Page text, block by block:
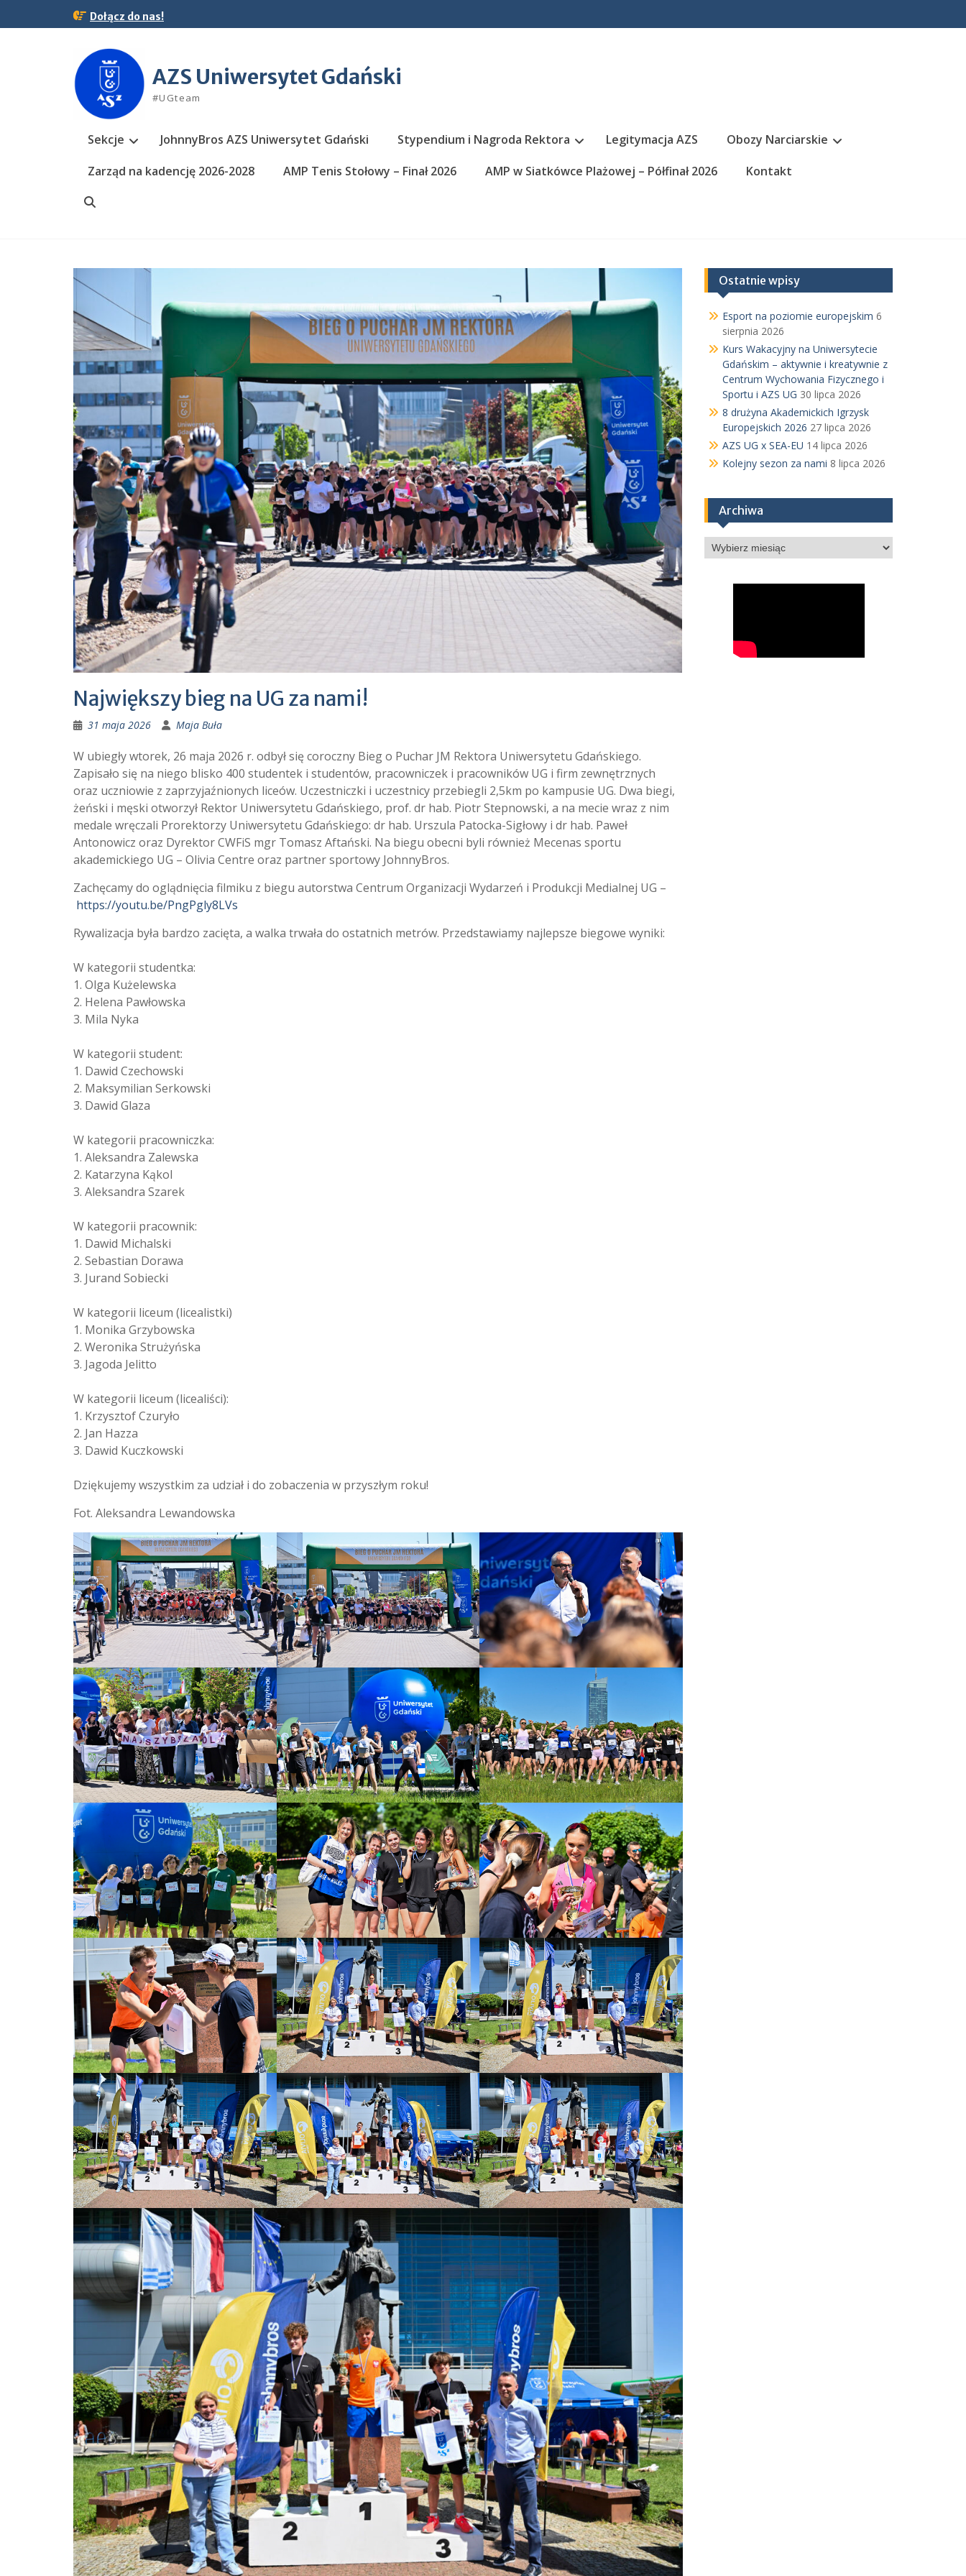
Dołącz do nas!
AZS Uniwersytet Gdański
#UGteam
Sekcje JohnnyBros AZS Uniwersytet Gdański Stypendium i Nagroda Rektora Legitymacja AZS
Obozy Narciarskie
Zarząd na kadencję 2026-2028
AMP Tenis Stołowy – Finał 2026 AMP w Siatkówce Plażowej – Półfinał 2026 Kontakt
Największy bieg na UG za nami!
31 maja 2026 Maja Buła
W ubiegły wtorek, 26 maja 2026 r. odbył się coroczny Bieg o Puchar JM Rektora Uniwersytetu Gdańskiego.
Zapisało się na niego blisko 400 studentek i studentów, pracowniczek i pracowników UG i firm zewnętrznych
oraz uczniowie z zaprzyjaźnionych liceów. Uczestniczki i uczestnicy przebiegli 2,5km po kampusie UG. Dwa biegi,
żeński i męski otworzył Rektor Uniwersytetu Gdańskiego, prof. dr hab. Piotr Stepnowski, a na mecie wraz z nim
medale wręczali Prorektorzy Uniwersytetu Gdańskiego: dr hab. Urszula Patocka-Sigłowy i dr hab. Paweł
Antonowicz oraz Dyrektor CWFiS mgr Tomasz Aftański. Na biegu obecni byli również Mecenas sportu
akademickiego UG – Olivia Centre oraz partner sportowy JohnnyBros.
Zachęcamy do oglądnięcia filmiku z biegu autorstwa Centrum Organizacji Wydarzeń i Produkcji Medialnej UG –
https://youtu.be/PngPgly8LVs
Rywalizacja była bardzo zacięta, a walka trwała do ostatnich metrów. Przedstawiamy najlepsze biegowe wyniki:
W kategorii studentka:
1. Olga Kużelewska
2. Helena Pawłowska
3. Mila Nyka
W kategorii student:
1. Dawid Czechowski
2. Maksymilian Serkowski
3. Dawid Glaza
W kategorii pracowniczka:
1. Aleksandra Zalewska
2. Katarzyna Kąkol
3. Aleksandra Szarek
W kategorii pracownik:
1. Dawid Michalski
2. Sebastian Dorawa
3. Jurand Sobiecki
W kategorii liceum (licealistki)
1. Monika Grzybowska
2. Weronika Strużyńska
3. Jagoda Jelitto
W kategorii liceum (licealiści):
1. Krzysztof Czuryło
2. Jan Hazza
3. Dawid Kuczkowski
Dziękujemy wszystkim za udział i do zobaczenia w przyszłym roku!
Fot. Aleksandra Lewandowska
Ostatnie wpisy
Esport na poziomie europejskim 6
sierpnia 2026
Kurs Wakacyjny na Uniwersytecie
Gdańskim – aktywnie i kreatywnie z
Centrum Wychowania Fizycznego i
Sportu i AZS UG 30 lipca 2026
8 drużyna Akademickich Igrzysk
Europejskich 2026 27 lipca 2026
AZS UG x SEA-EU 14 lipca 2026
Kolejny sezon za nami 8 lipca 2026
Archiwa
Archiwa